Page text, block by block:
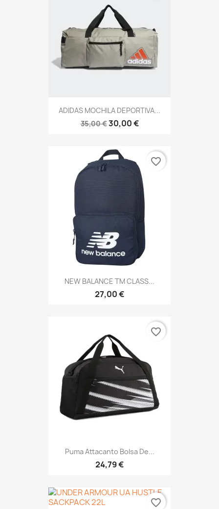
ADIDAS MOCHILA DEPORTIVA...
35,00 €30,00 €
NEW BALANCE TM CLASS...
27,00 €
favorite_border
Puma Attacanto Bolsa De...
24,79 €
favorite_border
favorite_border